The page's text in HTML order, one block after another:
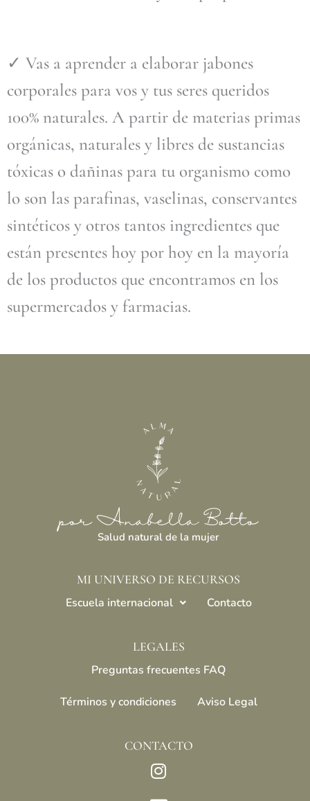
✓ Vas a aprender a elaborar jabones
corporales para vos y tus seres queridos
100% naturales. A partir de materias primas
orgánicas, naturales y libres de sustancias
tóxicas o dañinas para tu organismo como
lo son las parafinas, vaselinas, conservantes
sintéticos y otros tantos ingredientes que
están presentes hoy por hoy en la mayoría
de los productos que encontramos en los
supermercados y farmacias.
por Anabella Botto
Salud natural de la mujer
Escuela internacional Contacto
MI UNIVERSO DE RECURSOS
Preguntas frecuentes FAQ
Términos y condiciones Aviso Legal
LEGALES
CONTACTO
Instagram
Envelope